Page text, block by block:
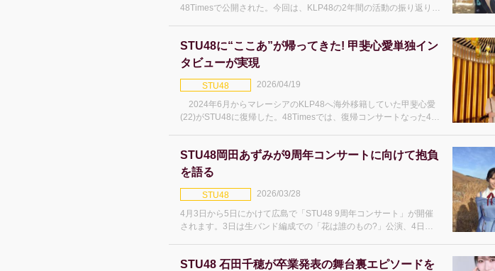
48Timesで公開された。今回は、KLP48の2年間の活動の振り返り
STU48に“ここあ”が帰ってきた! 甲斐心愛単独イン
タビューが実現
STU48
2026/04/19
2024年6月からマレーシアのKLP48へ海外移籍していた甲斐心愛
(22)がSTU48に復帰した。48Timesでは、復帰コンサートなった4月
STU48岡田あずみが9周年コンサートに向けて抱負
を語る
STU48
2026/03/28
4月3日から5日にかけて広島で「STU48 9周年コンサート」が開催
されます。3日は生バンド編成での「花は誰のもの?」公演、4日は
STU48 石田千穂が卒業発表の舞台裏エピソードを